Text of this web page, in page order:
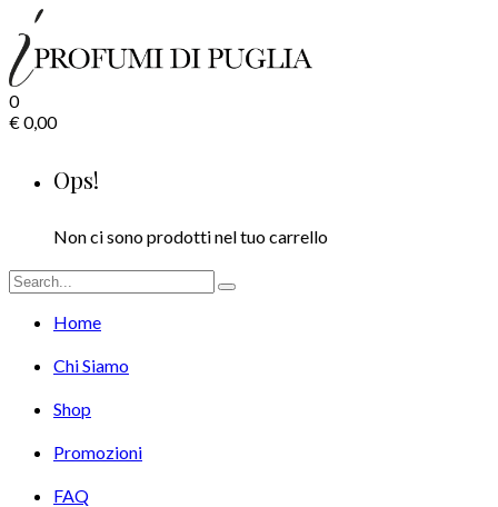
0
€0,00
Ops!
Non ci sono prodotti nel tuo carrello
Home
Chi Siamo
Shop
Promozioni
FAQ